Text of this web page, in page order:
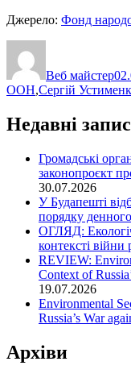
Джерело: Фонд
Веб майстер
ООН,Сергій
Недавні
Громадські
законопроєкт
30.07.2026
У Будапешті
порядку
ОГЛЯД:
контексті війни
REVIEW:
Context of
19.07.2026
Environmental
Russia’s War
Архіви